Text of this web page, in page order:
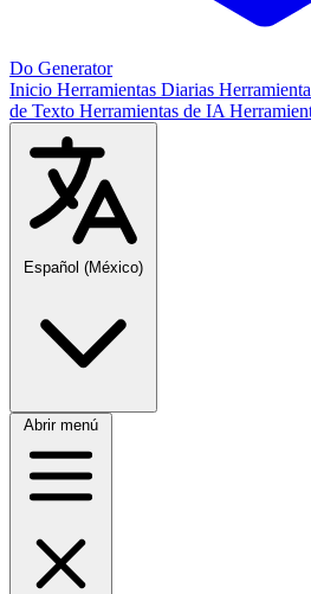
Do Generator
Inicio Herramientas Diarias
de Texto Herramientas de IA
Español (México)
Abrir menú